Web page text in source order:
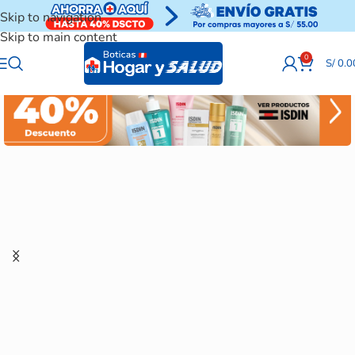
Skip to navigation
Skip to main content
0 S/